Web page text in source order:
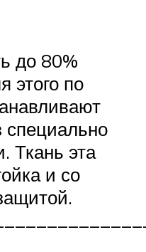
до 80%
этого по
специально
Ткань эта
и со